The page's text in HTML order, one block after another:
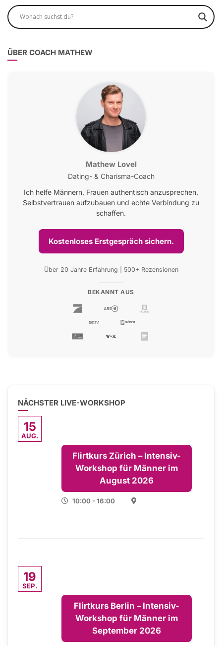
ÜBER COACH MATHEW
Mathew Lovel
Dating- & Charisma-Coach
Ich helfe Männern, Frauen authentisch anzusprechen,
Selbstvertrauen aufzubauen und echte Verbindung zu
schaffen.
Kostenloses Erstgespräch sichern.
Über 20 Jahre Erfahrung | 500+ Rezensionen
BEKANNT AUS
NÄCHSTER LIVE-WORKSHOP
15
AUG.
Flirtkurs Zürich – Intensiv-
Workshop für Männer im
August 2026
10:00 - 16:00
19
SEP.
Flirtkurs Berlin – Intensiv-
Workshop für Männer im
September 2026